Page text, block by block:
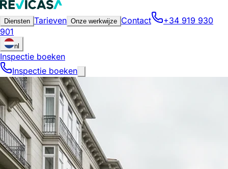
Diensten Tarieven Onze werkwijze Contact
+34 919 930
901
nl
Inspectie boeken
Inspectie boeken